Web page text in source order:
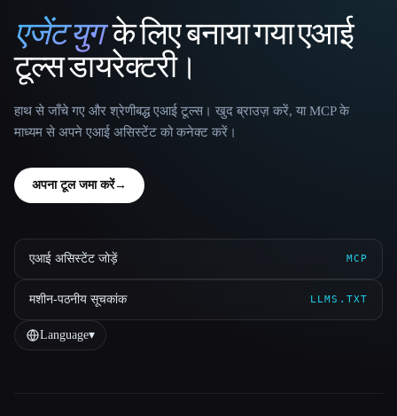
That AI Collection
एजेंट युगके लिए बनाया गया एआई
टूल्स डायरेक्टरी।
हाथ से जाँचे गए और श्रेणीबद्ध एआई टूल्स। खुद ब्राउज़ करें, या MCP के
माध्यम से अपने एआई असिस्टेंट को कनेक्ट करें।
अपना टूल जमा करें→
एआई असिस्टेंट जोड़ें MCP
मशीन-पठनीय सूचकांक LLMS.TXT
Language▾